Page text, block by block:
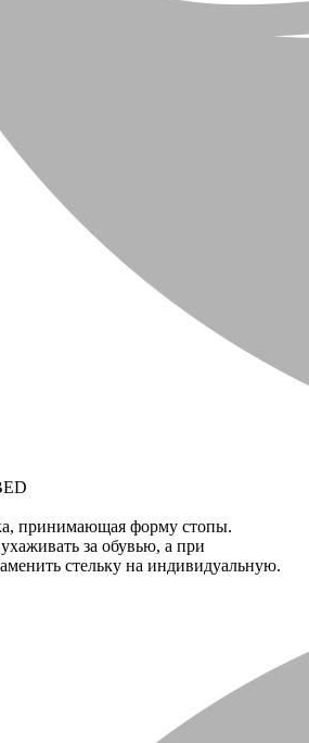
принимающая форму стопы.
за обувью, а при
стельку на индивидуальную.